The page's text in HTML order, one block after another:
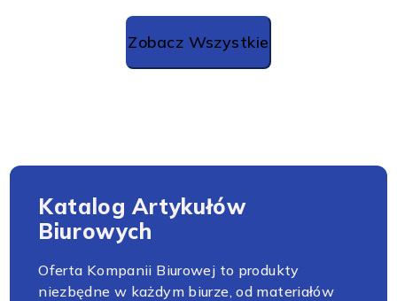
Zobacz Wszystkie
Katalog Artykułów
Biurowych
Oferta Kompanii Biurowej to produkty
niezbędne w każdym biurze, od materiałów